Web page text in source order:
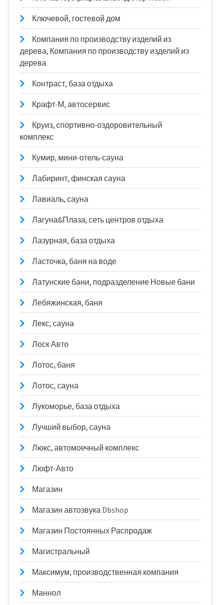
Ключевой, гостевой дом
Компания по производству изделий из
дерева, Компания по производству изделий из
дерева
Контраст, база отдыха
Крафт-М, автосервис
Круиз, спортивно-оздоровительный
комплекс
Кумир, мини-отель-сауна
Лабиринт, финская сауна
Лавиаль, сауна
Лагуна&Плаза, сеть центров отдыха
Лазурная, база отдыха
Ласточка, баня на воде
Латунские бани, подразделение Новые бани
Лебяжинская, баня
Лекс, сауна
Лоск Авто
Лотос, баня
Лотос, сауна
Лукоморье, база отдыха
Лучший выбор, сауна
Люкс, автомоечный комплекс
Люфт-Авто
Магазин
Магазин автозвука Dbshop
Магазин Постоянных Распродаж
Магистральный
Максимум, производственная компания
Маннол